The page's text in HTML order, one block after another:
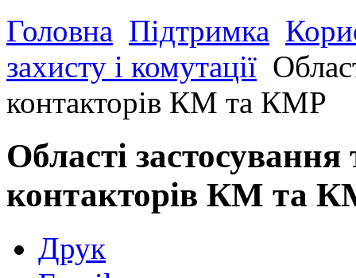
Головна Підтримка
захисту і комутації
контакторів КМ та КМР
Області
контакторів КМ та
Друк